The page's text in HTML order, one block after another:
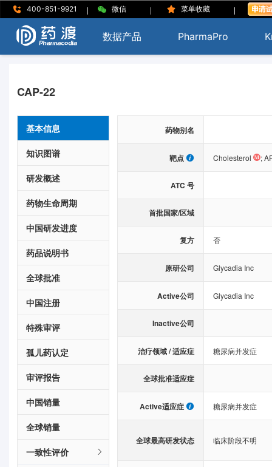
400-851-9921 | 微信 | 菜单收藏 |
数据产品 PharmaPro
CAP-22
基本信息
知识图谱
研发概述
药物生命周期
中国研发进度
药品说明书
全球批准
中国注册
特殊审评
孤儿药认定
审评报告
中国销量
全球销量
一致性评价
药物别名
靶点 Cholesterol ;
ATC 号
首批国家/区域
复方 否
原研公司 Glycadia Inc
Active公司 Glycadia Inc
Inactive公司
治疗领域 / 适应症 糖尿病并发症
全球批准适应症
Active适应症 糖尿病并发症
全球最高研发状态 临床阶段不明